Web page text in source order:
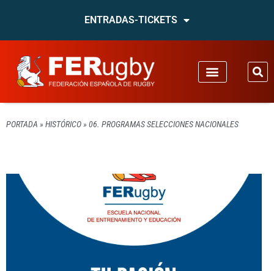
ENTRADAS-TICKETS
PORTADA » HISTÓRICO» 06. PROGRAMAS SELECCIONES NACIONALES